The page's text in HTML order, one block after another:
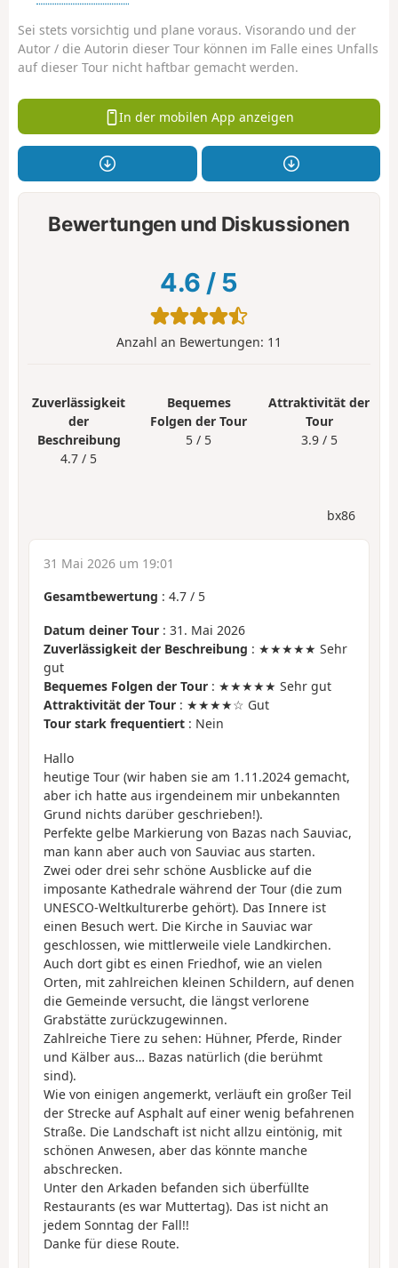
Sei stets vorsichtig und plane voraus. Visorando und der
Autor / die Autorin dieser Tour können im Falle eines Unfalls
auf dieser Tour nicht haftbar gemacht werden.
In der mobilen App anzeigen
Bewertungen und Diskussionen
4.6 / 5
Anzahl an Bewertungen: 11
Zuverlässigkeit
der
Beschreibung
4.7 / 5
Bequemes
Folgen der Tour
5 / 5
Attraktivität der
Tour
3.9 / 5
bx86
31 Mai 2026 um 19:01
Gesamtbewertung : 4.7 / 5
Datum deiner Tour : 31. Mai 2026
Zuverlässigkeit der Beschreibung : ★★★★★ Sehr
gut
Bequemes Folgen der Tour : ★★★★★ Sehr gut
Attraktivität der Tour : ★★★★☆ Gut
Tour stark frequentiert : Nein
Hallo
heutige Tour (wir haben sie am 1.11.2024 gemacht,
aber ich hatte aus irgendeinem mir unbekannten
Grund nichts darüber geschrieben!).
Perfekte gelbe Markierung von Bazas nach Sauviac,
man kann aber auch von Sauviac aus starten.
Zwei oder drei sehr schöne Ausblicke auf die
imposante Kathedrale während der Tour (die zum
UNESCO-Weltkulturerbe gehört). Das Innere ist
einen Besuch wert. Die Kirche in Sauviac war
geschlossen, wie mittlerweile viele Landkirchen.
Auch dort gibt es einen Friedhof, wie an vielen
Orten, mit zahlreichen kleinen Schildern, auf denen
die Gemeinde versucht, die längst verlorene
Grabstätte zurückzugewinnen.
Zahlreiche Tiere zu sehen: Hühner, Pferde, Rinder
und Kälber aus… Bazas natürlich (die berühmt
sind).
Wie von einigen angemerkt, verläuft ein großer Teil
der Strecke auf Asphalt auf einer wenig befahrenen
Straße. Die Landschaft ist nicht allzu eintönig, mit
schönen Anwesen, aber das könnte manche
abschrecken.
Unter den Arkaden befanden sich überfüllte
Restaurants (es war Muttertag). Das ist nicht an
jedem Sonntag der Fall!!
Danke für diese Route.